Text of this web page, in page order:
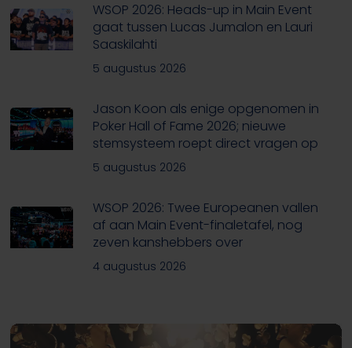
WSOP 2026: Heads-up in Main Event
gaat tussen Lucas Jumalon en Lauri
Saaskilahti
5 augustus 2026
Jason Koon als enige opgenomen in
Poker Hall of Fame 2026; nieuwe
stemsysteem roept direct vragen op
5 augustus 2026
WSOP 2026: Twee Europeanen vallen
af aan Main Event-finaletafel, nog
zeven kanshebbers over
4 augustus 2026